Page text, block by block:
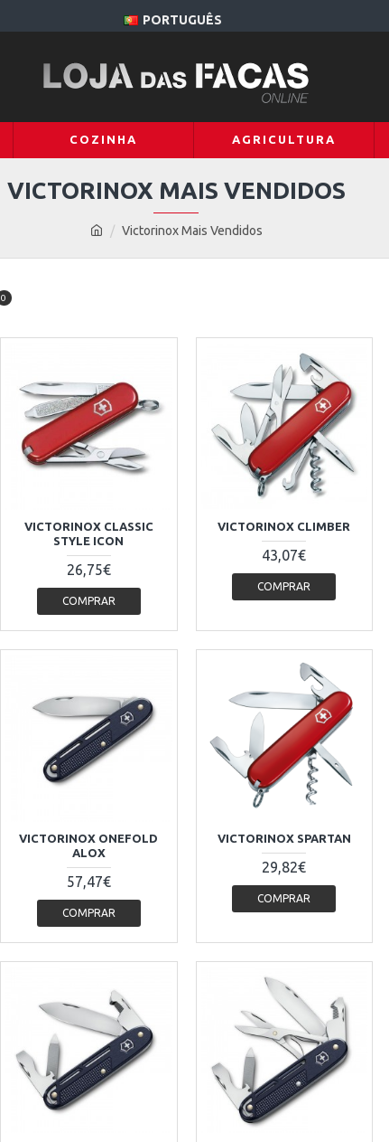
PORTUGUÊS
COZINHA AGRICULTURA
Victorinox Mais Vendidos
VICTORINOX MAIS VENDIDOS
0
VICTORINOX CLASSIC
STYLE ICON
26,75€
COMPRAR
VICTORINOX CLIMBER
43,07€
COMPRAR
VICTORINOX ONEFOLD
ALOX
57,47€
COMPRAR
VICTORINOX SPARTAN
29,82€
COMPRAR